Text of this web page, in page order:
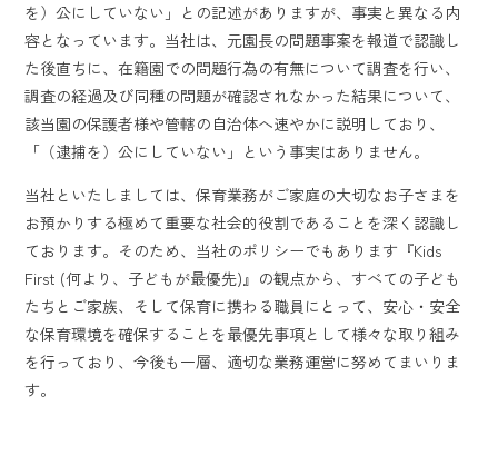
を）公にしていない」との記述がありますが、事実と異なる内
容となっています。当社は、元園長の問題事案を報道で認識し
た後直ちに、在籍園での問題行為の有無について調査を行い、
調査の経過及び同種の問題が確認されなかった結果について、
該当園の保護者様や管轄の自治体へ速やかに説明しており、
「（逮捕を）公にしていない」という事実はありません。
当社といたしましては、保育業務がご家庭の大切なお子さまを
お預かりする極めて重要な社会的役割であることを深く認識し
ております。そのため、当社のポリシーでもあります『Kids
First (何より、子どもが最優先)』の観点から、すべての子ども
たちとご家族、そして保育に携わる職員にとって、安心・安全
な保育環境を確保することを最優先事項として様々な取り組み
を行っており、今後も一層、適切な業務運営に努めてまいりま
す。